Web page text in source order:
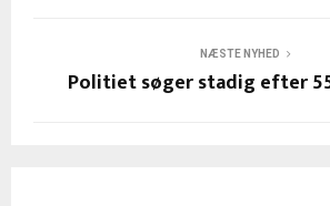
NÆSTE NYHED
Politiet søger stadig efter